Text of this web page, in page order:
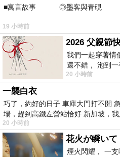
■寓言故事 ◎墨客與青硯
⊕潘文良
的墨客，在京城的古玩肆裡
19 小時前
2026 父親節
我們一起穿著情
還不錯， 泡到
醒， 手
20 小時前
一襲白衣
巧了，約好的日子 車庫大門打不開
場，趕到高鐵左營站恰好 新加坡，
20 小時前
花火が瞬いて
煙火閃耀， 一